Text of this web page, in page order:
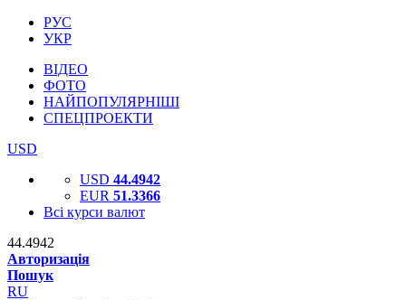
РУС
УКР
ВІДЕО
ФОТО
НАЙПОПУЛЯРНІШІ
СПЕЦПРОЕКТИ
USD
USD 44.4942
EUR 51.3366
Всі курси валют
44.4942
Авторизація
Пошук
RU